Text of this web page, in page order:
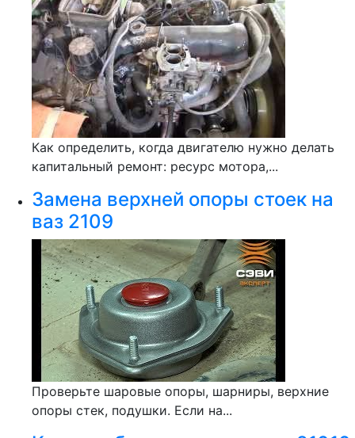
Как определить, когда двигателю нужно делать
капитальный ремонт: ресурс мотора,...
Замена верхней опоры стоек на
ваз 2109
Проверьте шаровые опоры, шарниры, верхние
опоры стек, подушки. Если на...